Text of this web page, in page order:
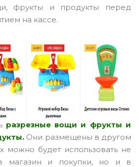
фрукты и продукты перед
на кассе.
разрезные вощи и фрукты и
. Они размещены в другом
можно будет использовать не
магазин и покупки, но и в